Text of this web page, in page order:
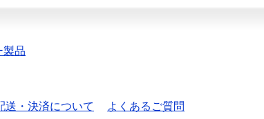
製品
送・決済について
よくあるご質問